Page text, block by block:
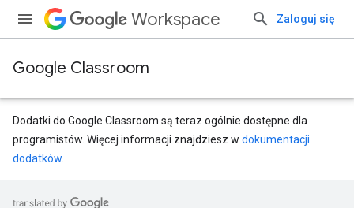
Workspace Zaloguj się
Google Classroom
Dodatki do Google Classroom są teraz ogólnie dostępne dla
programistów. Więcej informacji znajdziesz w dokumentacji
dodatków